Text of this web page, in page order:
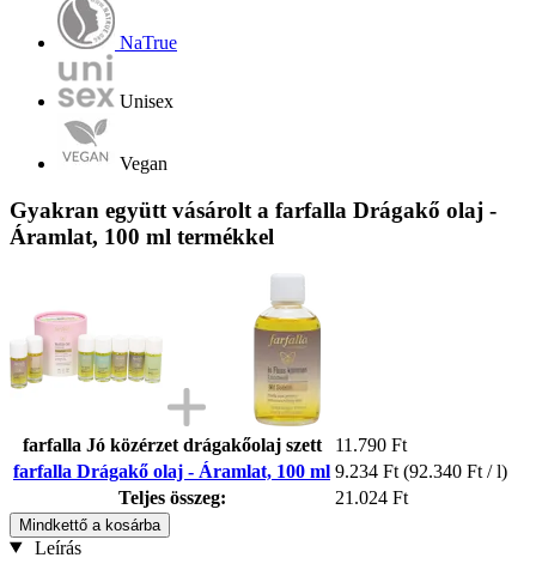
NaTrue
Unisex
Vegan
Gyakran együtt vásárolt a farfalla Drágakő olaj -
Áramlat, 100 ml termékkel
farfalla Jó közérzet drágakőolaj szett
11.790 Ft
farfalla Drágakő olaj - Áramlat, 100 ml 9.234 Ft (92.340 Ft / l)
Teljes összeg:
21.024 Ft
Mindkettő a kosárba
Leírás